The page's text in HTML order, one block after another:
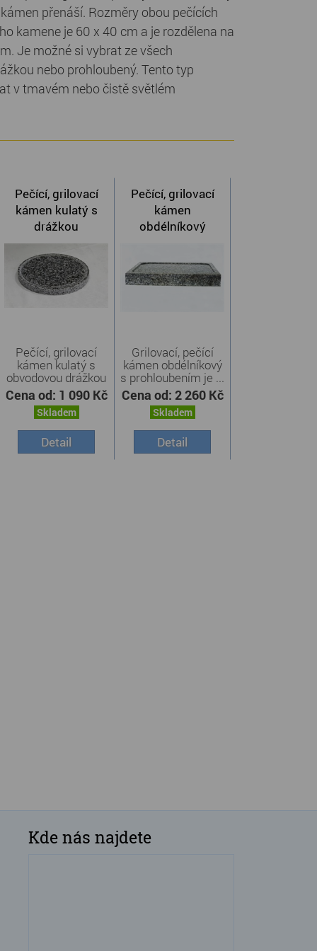
přenáší. Rozměry obou pečících
kamene je 60 x 40 cm a je rozdělena na
Je možné si vybrat ze všech
nebo prohloubený. Tento typ
v tmavém nebo čistě světlém
Pečící, grilovací
kámen kulatý s
drážkou
Pečící, grilovací
kámen kulatý s
obvodovou drážkou
je ...
Cena od: 1 090 Kč
Skladem
Detail
Pečící, grilovací
kámen
obdélníkový
Grilovací, pečící
kámen obdélníkový
s prohloubením je ...
Cena od: 2 260 Kč
Skladem
Detail
Kde nás najdete